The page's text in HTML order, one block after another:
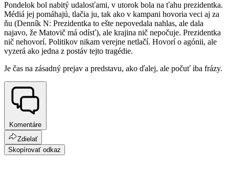
Pondelok bol nabitý udalosťami, v utorok bola na ťahu prezidentka.
Médiá jej pomáhajú, tlačia ju, tak ako v kampani hovoria veci aj za
ňu (Denník N: Prezidentka to ešte nepovedala nahlas, ale dala
najavo, že Matovič má odísť), ale krajina nič nepočuje. Prezidentka
nič nehovorí. Politikov nikam verejne netlačí. Hovorí o agónii, ale
vyzerá ako jedna z postáv tejto tragédie.
Je čas na zásadný prejav a predstavu, ako ďalej, ale počuť iba frázy.
Komentáre
Zdielať
Skopírovať odkaz